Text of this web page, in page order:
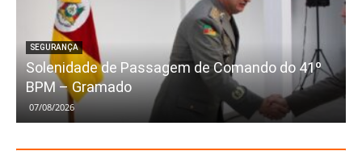
SEGURANÇA
Solenidade de Passagem de Comando do 41º
BPM – Gramado
07/08/2026